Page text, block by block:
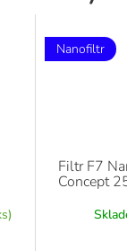
Nanofiltr
Filtr F7
Concept